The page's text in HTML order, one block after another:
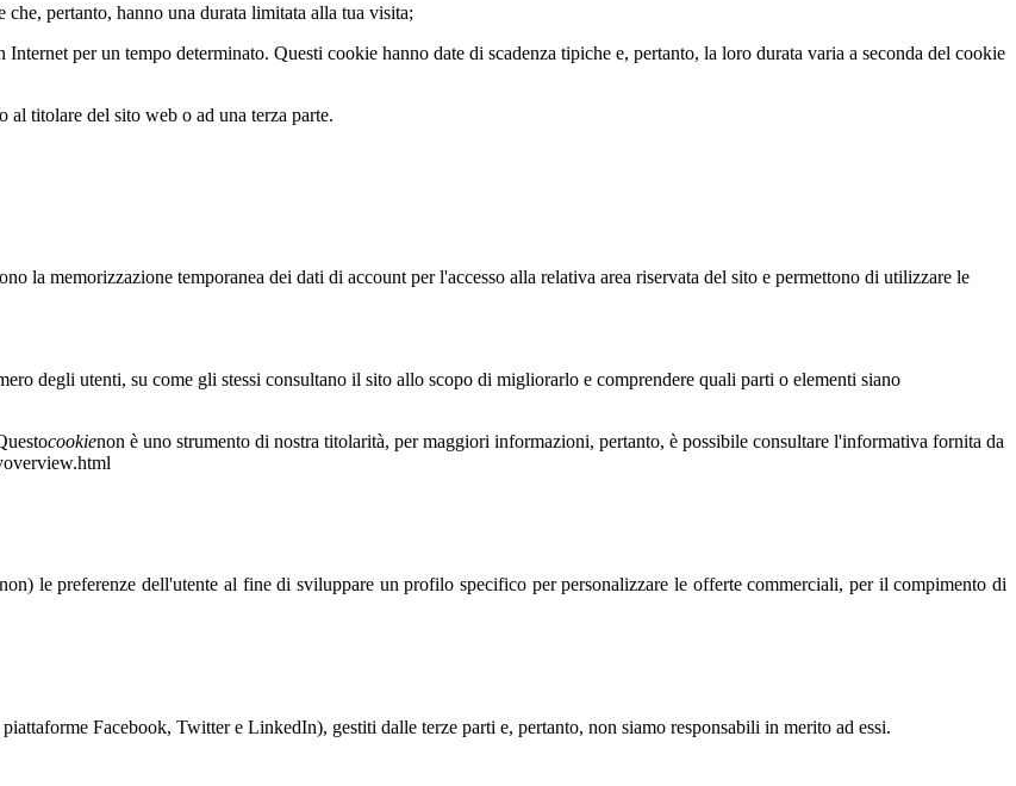
che, pertanto, hanno una durata limitata alla tua visita;
per un tempo determinato. Questi cookie hanno date di scadenza tipiche e, pertanto, la loro durata varia a seconda del cookie
al titolare del sito web o ad una terza parte.
la memorizzazione temporanea dei dati di account per l'accesso alla relativa area riservata del sito e permettono di utilizzare le
degli utenti, su come gli stessi consultano il sito allo scopo di migliorarlo e comprendere quali parti o elementi siano
cookienon è uno strumento di nostra titolarità, per maggiori informazioni, pertanto, è possibile consultare l'informativa fornita da
le preferenze dell'utente al fine di sviluppare un profilo specifico per personalizzare le offerte commerciali, per il compimento di
Facebook, Twitter e LinkedIn), gestiti dalle terze parti e, pertanto, non siamo responsabili in merito ad essi.